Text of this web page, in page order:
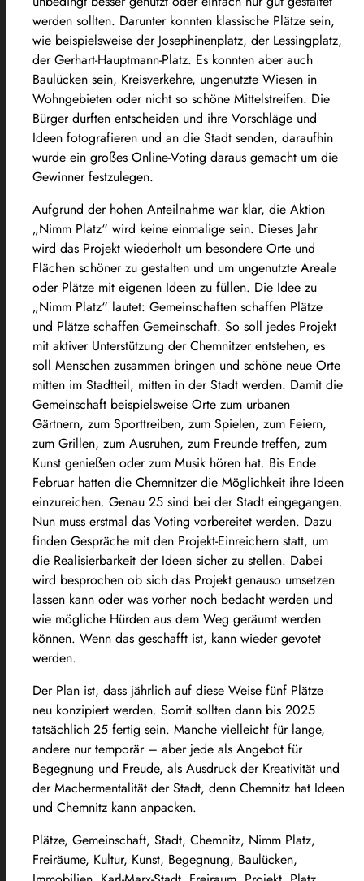
werden sollten. Darunter konnten klassische Plätze sein,
wie beispielsweise der Josephinenplatz, der Lessingplatz,
der Gerhart-Hauptmann-Platz. Es konnten aber auch
Baulücken sein, Kreisverkehre, ungenutzte Wiesen in
Wohngebieten oder nicht so schöne Mittelstreifen. Die
Bürger durften entscheiden und ihre Vorschläge und
Ideen fotografieren und an die Stadt senden, daraufhin
wurde ein großes Online-Voting daraus gemacht um die
Gewinner festzulegen.
Aufgrund der hohen Anteilnahme war klar, die Aktion
„Nimm Platz“ wird keine einmalige sein. Dieses Jahr
wird das Projekt wiederholt um besondere Orte und
Flächen schöner zu gestalten und um ungenutzte Areale
oder Plätze mit eigenen Ideen zu füllen. Die Idee zu
„Nimm Platz“ lautet: Gemeinschaften schaffen Plätze
und Plätze schaffen Gemeinschaft. So soll jedes Projekt
mit aktiver Unterstützung der Chemnitzer entstehen, es
soll Menschen zusammen bringen und schöne neue Orte
mitten im Stadtteil, mitten in der Stadt werden. Damit die
Gemeinschaft beispielsweise Orte zum urbanen
Gärtnern, zum Sporttreiben, zum Spielen, zum Feiern,
zum Grillen, zum Ausruhen, zum Freunde treffen, zum
Kunst genießen oder zum Musik hören hat. Bis Ende
Februar hatten die Chemnitzer die Möglichkeit ihre Ideen
einzureichen. Genau 25 sind bei der Stadt eingegangen.
Nun muss erstmal das Voting vorbereitet werden. Dazu
finden Gespräche mit den Projekt-Einreichern statt, um
die Realisierbarkeit der Ideen sicher zu stellen. Dabei
wird besprochen ob sich das Projekt genauso umsetzen
lassen kann oder was vorher noch bedacht werden und
wie mögliche Hürden aus dem Weg geräumt werden
können. Wenn das geschafft ist, kann wieder gevotet
werden.
Der Plan ist, dass jährlich auf diese Weise fünf Plätze
neu konzipiert werden. Somit sollten dann bis 2025
tatsächlich 25 fertig sein. Manche vielleicht für lange,
andere nur temporär – aber jede als Angebot für
Begegnung und Freude, als Ausdruck der Kreativität und
der Machermentalität der Stadt, denn Chemnitz hat Ideen
und Chemnitz kann anpacken.
Plätze, Gemeinschaft, Stadt, Chemnitz, Nimm Platz,
Freiräume, Kultur, Kunst, Begegnung, Baulücken,